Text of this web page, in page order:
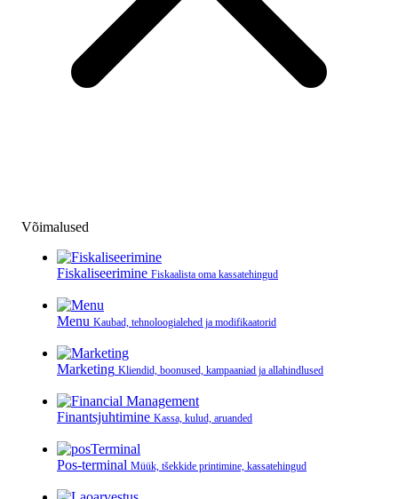
Võimalused
Fiskaliseerimine Fiskaalista oma kassatehingud
Menu Kaubad, tehnoloogialehed ja modifikaatorid
Marketing Kliendid, boonused, kampaaniad ja allahindlused
Finantsjuhtimine Kassa, kulud, aruanded
Pos-terminal Müük, tšekkide printimine, kassatehingud